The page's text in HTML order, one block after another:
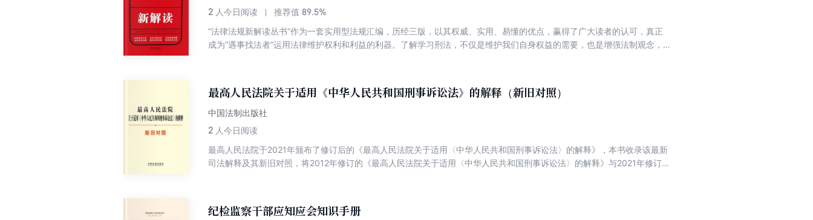
2 人今日阅读 推荐值 89.5%
“法律法规新解读丛书”作为一套实用型法规汇编，历经三版，以其权威、实用、易懂的优点，赢得了广大读者的认可，真正
成为“遇事找法者”运用法律维护权利和利益的利器。了解学习刑法，不仅是维护我们自身权益的需要，也是增强法制观念，
失信、背信行为;加强社会治理，维护社会秩序等，对刑法的相关规定作了重要的修改补充。
最高人民法院关于适用《中华人民共和国刑事诉讼法》的解释（新旧对照）
中国法制出版社
2 人今日阅读
最高人民法院于2021年颁布了修订后的《最高人民法院关于适用〈中华人民共和国刑事诉讼法〉的解释》，本书收录该最新
司法解释及其新旧对照，将2012年修订的《最高人民法院关于适用〈中华人民共和国刑事诉讼法〉的解释》与2021年修订的
纪检监察干部应知应会知识手册